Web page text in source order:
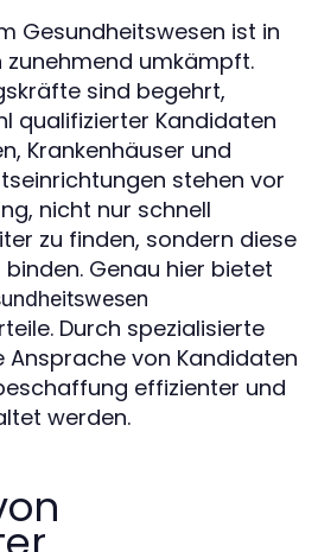
Gesundheitswesen ist in
zunehmend umkämpft.
sind begehrt,
qualifizierter Kandidaten
Krankenhäuser und
stehen vor
nicht nur schnell
zu finden, sondern diese
Genau hier bietet
Durch spezialisierte
Ansprache von Kandidaten
effizienter und
werden.